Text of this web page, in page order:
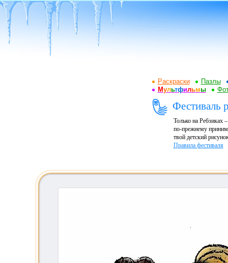
Раскраски
Пазлы
Мультфильмы
Фестиваль
Только на Ребзиках
по-прежнему
твой детский
Правила фестиваля